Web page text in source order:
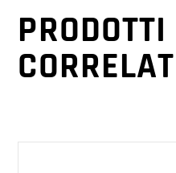
PRODOTTI